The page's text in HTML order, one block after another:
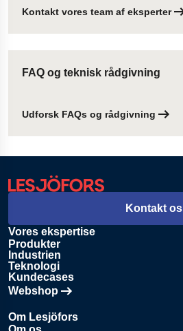
Kontakt vores team af eksperter
FAQ og teknisk rådgivning
Udforsk FAQs og rådgivning
Vores ekspertise
Produkter
Industrien
Teknologi
Kundecases
Webshop
Åbnes i en ny fane
Om Lesjöfors
Kontakt os